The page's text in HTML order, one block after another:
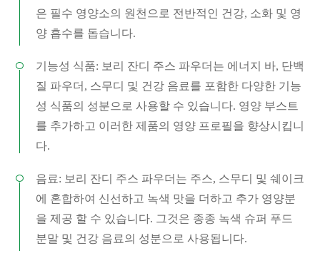
은 필수 영양소의 원천으로 전반적인 건강, 소화 및 영
양 흡수를 돕습니다.
기능성 식품: 보리 잔디 주스 파우더는 에너지 바, 단백
질 파우더, 스무디 및 건강 음료를 포함한 다양한 기능
성 식품의 성분으로 사용할 수 있습니다. 영양 부스트
를 추가하고 이러한 제품의 영양 프로필을 향상시킵니
다.
음료: 보리 잔디 주스 파우더는 주스, 스무디 및 쉐이크
에 혼합하여 신선하고 녹색 맛을 더하고 추가 영양분
을 제공 할 수 있습니다. 그것은 종종 녹색 슈퍼 푸드
분말 및 건강 음료의 성분으로 사용됩니다.